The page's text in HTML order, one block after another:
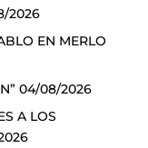
2026
EN MERLO
04/08/2026
A LOS